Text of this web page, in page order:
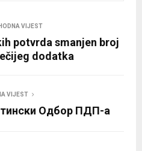
VIJEST
potvrda smanjen broj
dodatka
VIJEST
Одбор ПДП-а